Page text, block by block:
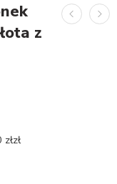
z
złzł